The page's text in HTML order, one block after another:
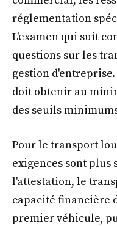
réglementation
L'examen qui suit
questions sur les
gestion
doit obtenir au
des seuils
Pour le transport
exigences sont plus
l'attestation, le
capacité financière
premier véhicule,